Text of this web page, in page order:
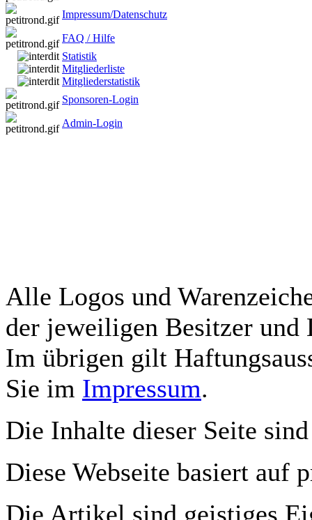
Impressum/Datenschutz
FAQ / Hilfe
Statistik
Mitgliederliste
Mitgliederstatistik
Sponsoren-Login
Admin-Login
Alle Logos und
der jeweiligen Besitzer und
Im übrigen gilt
Sie im Impressum.
Die Inhalte dieser Seite
Diese Webseite basiert auf
Die Artikel sind geistiges